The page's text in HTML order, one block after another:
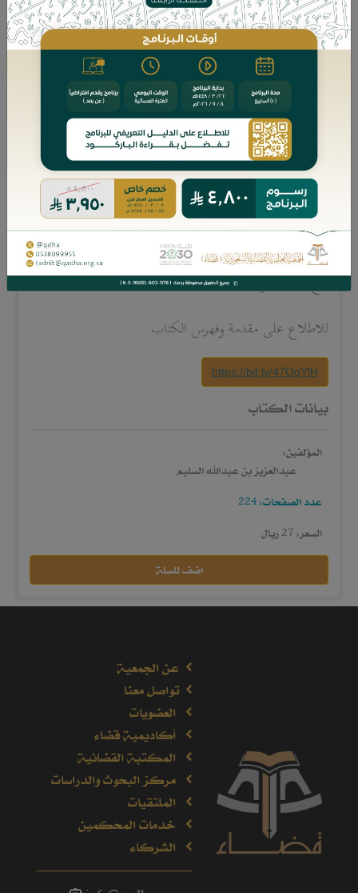
وعَلَى سَبِيلِ الاختصار؛ حسب مراحل التحكيم وإجراءاتِه،
والإجابةِ عن جُمْلَةٍ من التَّسَاؤلات؛ منها: ما الأدوارُ المَنُوطَةُ
بالقضاء في مرحلةِ الاتفاقِ على التحكيم؟ وما أدوارُه في مرحلةِ
اختيار المُحَكَّمين؟ وأثناء إجراءات التحكيم؟ وما اختصاصاتُه
في مرحلةِ إصدار الحُكْم التحكيمي؟ وعند تنفيذِه؟ وما حدود
سلطة القضاء الرَّقابية في دعوى بطلانه؟ وما صور المساعدة
التي يضطلعُ بها القضاء في مقابل الهيئة التحكيمية؟
يقع الكتاب في 224 صفحة.
للاطلاع على مقدمة وفهرس الكتاب
https://bit.ly/47OqYlH
بيانات الكتاب
المؤلفين:
عبدالعزيز بن عبدالله السليم
عدد الصفحات: 224
السعر: 27 ريال
اضف للسلة
عن الجمعية
تواصل معنا
العضويات
أكاديمية قضاء
المكتبة القضائية
مركز البحوث والدراسات
الملتقيات
خدمات المحكمين
الشركاء